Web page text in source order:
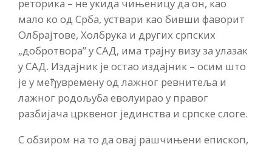
реторика – не укида чињеницу да он, као
мало ко од Срба, уствари као бивши фаворит
Олбрајтове, Холбрука и других српских
„добротвора” у САД, има трајну визу за улазак
у САД. Издајник је остао издајник – осим што
је у међувремену од лажног ревнитеља и
лажног родољуба еволуирао у правог
разбијача црквеног јединства и српске слоге.
С обзиром на то да овај рашчињени епископ,